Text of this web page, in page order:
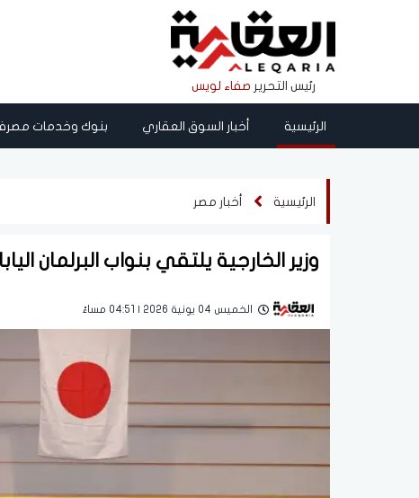
رئيس التحرير صفاء لويس
الرئيسية أخبار السوق العقاري بنوك وخدمات
الرئيسية أخبار مصر
وزير الخارجية يلتقي بنواب البرلمان
الخميس 04 يونية 2026 | 04:51 مساءً